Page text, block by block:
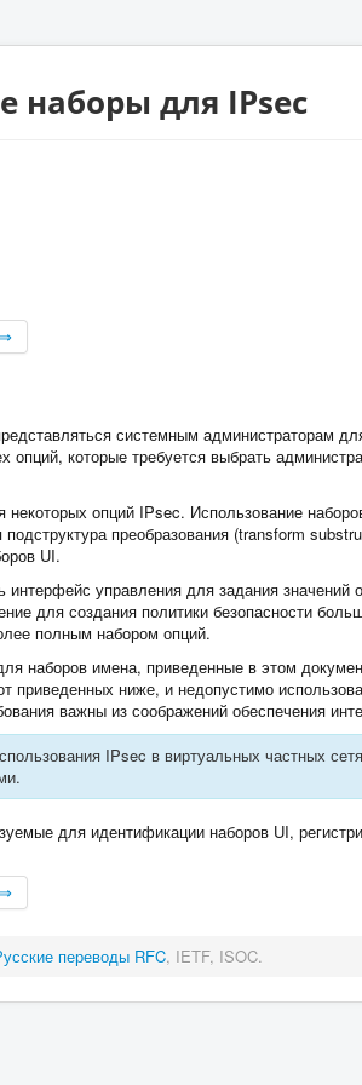
наборы для IPsec
⇒
системным администраторам
которые требуется выбрать
опций IPsec. Использование
преобразования (transform
UI.
управления для задания значений
для создания политики безопасности
полным набором опций.
наборов имена, приведенные в этом
ниже, и недопустимо
важны из соображений обеспечения
IPsec в виртуальных частных
для идентификации наборов UI,
⇒
переводы RFC, IETF, ISOC.